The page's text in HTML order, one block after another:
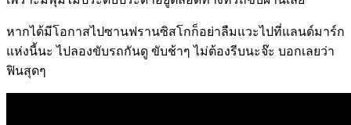
หากได้มีโอกาสไปซานฟรานซิสโกก็อย่าลืมแวะไปที่แลนด์มาร์ก
แห่งนี้นะ ไปลองขับรถกันดู ขับช้าๆ ไม่ต้องรีบนะจ๊ะ บอกเลยว่า
ฟินสุดๆ